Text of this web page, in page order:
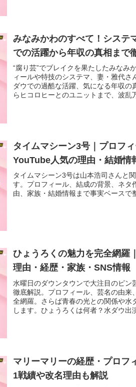
みなみかわのすべて！システ
での活躍から年収の真相まで
“腐り芸”でブレイクを果たしたみなみ
ィールや特技のシステマ、妻・雅代
ダウでの過酷な活躍、気になる年収の
らヒコロヒーとのユニットまで、波乱
タイムマシーン3号｜プロフ
YouTube人気の理由・結婚情
タイムマシーン3号は山本浩司さんと
す。プロフィール、結成の背景、ネタ
由、家族・結婚情報まで事実ベースで
ひょうろくの魅力を完全網羅
理由・経歴・家族・SNS情報
水曜日のダウンタウンで大注目のピン
徹底解説。プロフィール、芸名の由来
全網羅。さらば青春の光との関係や水
します。ひょうろくは何者？水ダウ出
マリーマリーの経歴・プロフ
1戦績や改名理由も解説